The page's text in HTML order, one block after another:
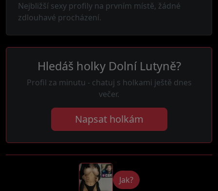
Nejbližší sexy profily na prvním místě, žádné
zdlouhavé procházení.
Hledáš holky Dolní Lutyně?
Profil za minutu - chatuj s holkami ještě dnes
večer.
Napsat holkám
Jak?